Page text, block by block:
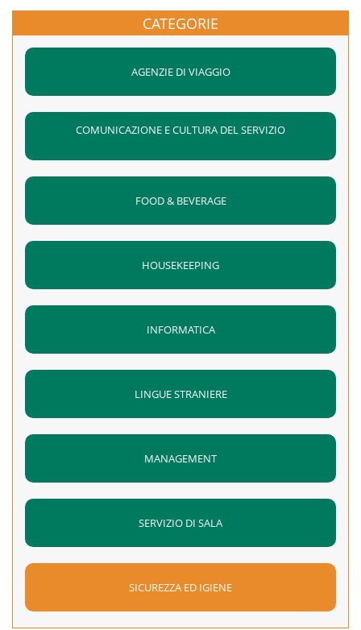
come affrontare le situazioni di emergenza:
procedure e comportamenti.
Il corso è conforme ai requisiti indicati
Regioni del 21 dicembre 2011
Durata:8 ore
5 anni
contaminazione e conservazione degli alimenti; – rischi per
la salute legati al consumo di alimenti;
MODULO 3: valutazione del rischio alimentare e sistemi di
Al termine del corso ad esito positivo della valutazione
finale si erogherà attestato della durata di 4 anni valido su
tutto il territorio nazionale.
CATEGORIE
AGENZIE DI VIAGGIO
COMUNICAZIONE E CULTURA DEL SERVIZIO
FOOD & BEVERAGE
HOUSEKEEPING
INFORMATICA
LINGUE STRANIERE
MANAGEMENT
SERVIZIO DI SALA
SICUREZZA ED IGIENE